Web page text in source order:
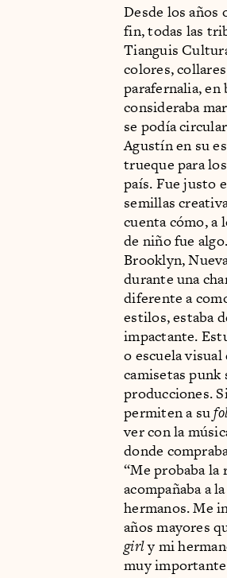
Desde los años
fin, todas las
Tianguis
colores,
parafernalia, en
consideraba
se podía
Agustín en su
trueque para
país. Fue justo
semillas
cuenta cómo, a
de niño fue
Brooklyn,
durante una
diferente a
estilos, estaba
impactante.
o escuela visual
camisetas punk
producciones.
permiten a su
ver con la
donde
“Me probaba
acompañaba a
hermanos. Me
años mayores
girly mi
muy importante